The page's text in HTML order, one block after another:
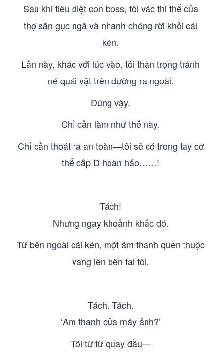
Sau khi tiêu diệt con boss, tôi vác thi thể của
thợ săn gục ngã và nhanh chóng rời khỏi cái
kén.
Lần này, khác với lúc vào, tôi thận trọng tránh
né quái vật trên đường ra ngoài.
Đúng vậy.
Chỉ cần làm như thế này.
Chỉ cần thoát ra an toàn—tôi sẽ có trong tay cơ
thể cấp D hoàn hảo……!
Tách!
Nhưng ngay khoảnh khắc đó.
Từ bên ngoài cái kén, một âm thanh quen thuộc
vang lên bên tai tôi.
Tách. Tách.
‘Âm thanh của máy ảnh?’
Tôi từ từ quay đầu—